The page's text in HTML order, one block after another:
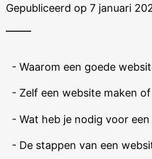
Gepubliceerd op 7 januari
- Waarom een goede
- Zelf een website maken
- Wat heb je nodig voor
- De stappen van een